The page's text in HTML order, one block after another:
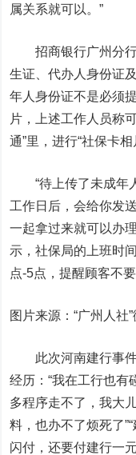
属关系就可以。”
招商银行广州分
生证、代办人身份证
年人身份证不是必须
片，上述工作人员称
通”里，进行“社保卡相
“待上传了未成年
工作日后，会给你发
一起拿过来就可以办
示，社保局的上班时
点-5点，提醒顾客不要
图片来源：“广州人社
此次河南建行事件
经历：“我在工行也有
多程序走不了，我大
料，也办不了烦死了
闪付，还要付建行一